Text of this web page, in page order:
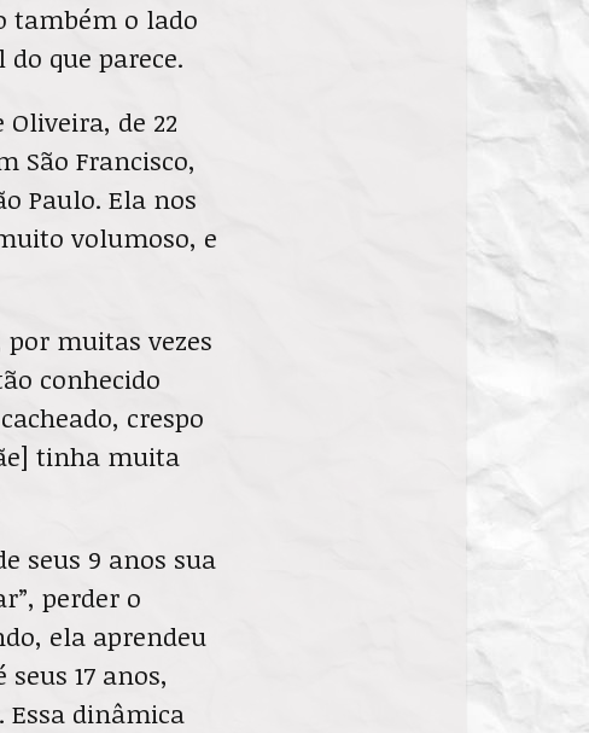
também o lado
que parece.
de 22
São Francisco,
Paulo. Ela nos
volumoso, e
muitas vezes
conhecido
crespo
tinha muita
seus 9 anos sua
perder o
ela aprendeu
17 anos,
dinâmica